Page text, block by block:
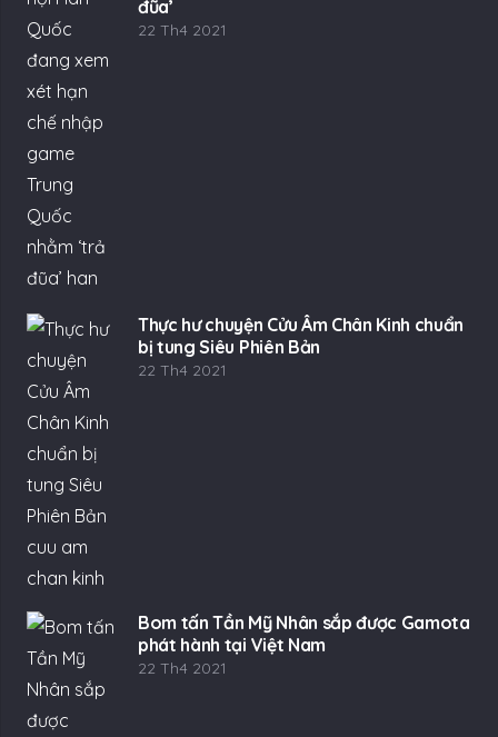
đũa’
22 Th4 2021
Thực hư chuyện Cửu Âm Chân Kinh chuẩn
bị tung Siêu Phiên Bản
22 Th4 2021
Bom tấn Tần Mỹ Nhân sắp được Gamota
phát hành tại Việt Nam
22 Th4 2021